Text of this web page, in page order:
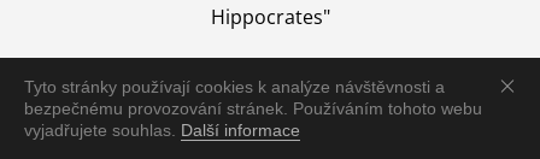
Tyto stránky používají cookies k analýze návštěvnosti a
bezpečnému provozování stránek. Používáním tohoto webu
vyjadřujete souhlas. Další informace
Hippocrates"
Nemoc je vyléčena jen pomocí Přírody, neutralizací a